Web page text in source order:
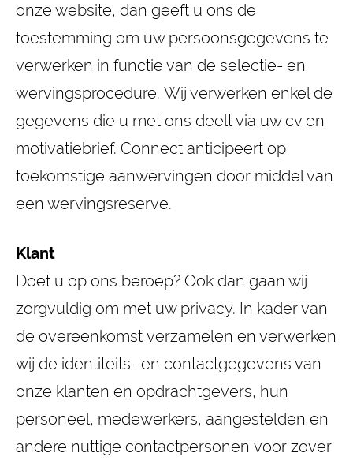
onze website, dan geeft u ons de
toestemming om uw persoonsgegevens te
verwerken in functie van de selectie- en
wervingsprocedure. Wij verwerken enkel de
gegevens die u met ons deelt via uw cv en
motivatiebrief. Connect anticipeert op
toekomstige aanwervingen door middel van
een wervingsreserve.
Klant
Doet u op ons beroep? Ook dan gaan wij
zorgvuldig om met uw privacy. In kader van
de overeenkomst verzamelen en verwerken
wij de identiteits- en contactgegevens van
onze klanten en opdrachtgevers, hun
personeel, medewerkers, aangestelden en
andere nuttige contactpersonen voor zover